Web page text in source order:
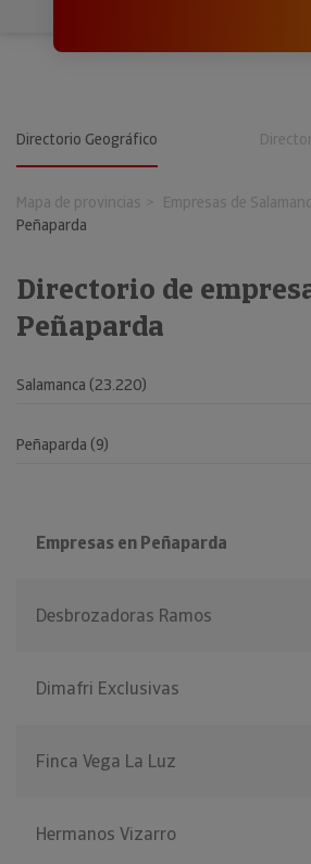
Directorio Geográfico
Mapa de provincias Empresas de
Peñaparda
Directorio de
Peñaparda
Empresas en Peñaparda
Desbrozadoras Ramos
Dimafri Exclusivas
Finca Vega La Luz
Hermanos Vizarro